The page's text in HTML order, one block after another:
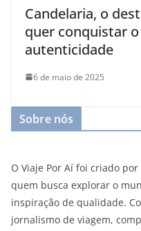
Candelaria, o
quer conquistar
autenticidade
6 de maio de 2025
Sobre nós
O Viaje Por Aí foi criado
quem busca explorar o
inspiração de qualidade.
jornalismo de viagem,